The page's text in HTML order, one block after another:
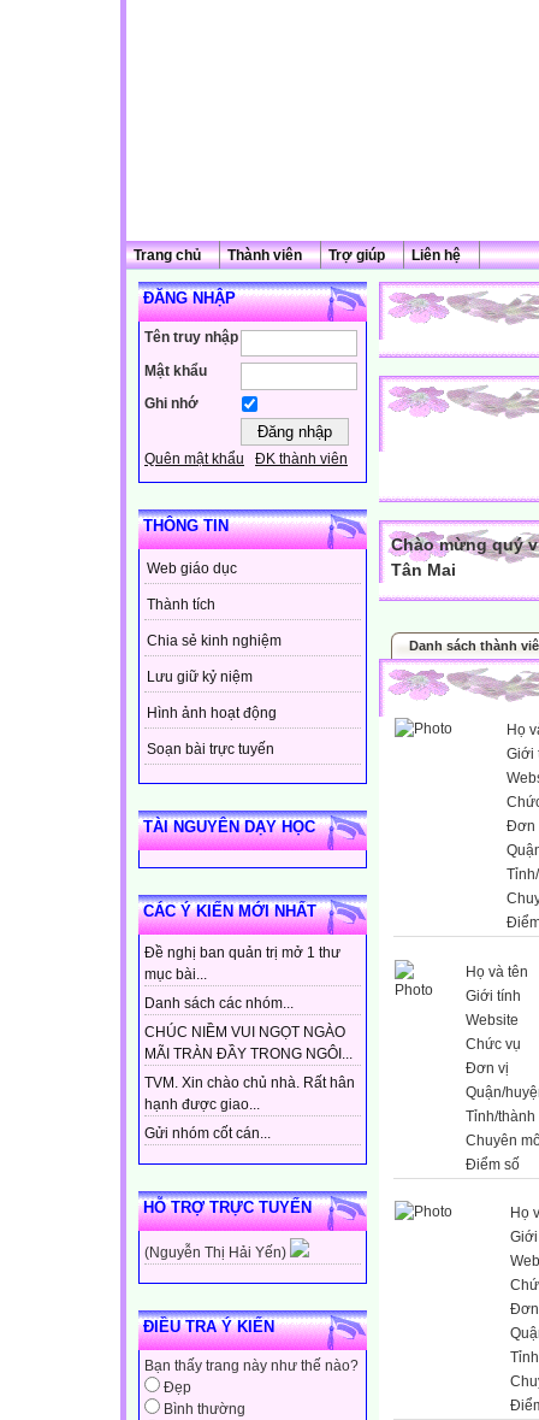
Trang chủ Thành viên Trợ giúp Liên hệ
ĐĂNG NHẬP
Tên truy nhập
Mật khẩu
Ghi nhớ
Quên mật khẩu ĐK thành viên
THÔNG TIN
Web giáo dục
Thành tích
Chia sẻ kinh nghiệm
Lưu giữ kỷ niệm
Hình ảnh hoạt động
Soạn bài trực tuyến
TÀI NGUYÊN DẠY HỌC
CÁC Ý KIẾN MỚI NHẤT
Đề nghị ban quản trị mở 1 thư
mục bài...
Danh sách các nhóm...
CHÚC NIỀM VUI NGỌT NGÀO
MÃI TRÀN ĐẦY TRONG NGÔI...
TVM. Xin chào chủ nhà. Rất hân
hạnh được giao...
Gửi nhóm cốt cán...
HỖ TRỢ TRỰC TUYẾN
(Nguyễn Thị Hải Yến)
ĐIỀU TRA Ý KIẾN
Bạn thấy trang này như thế nào?
Đẹp
Bình thường
Chào mừng quý
Tân Mai
Danh sách thành
Họ
Giới
Đơn
Họ và tên
Giới tính
Website
Chức vụ
Đơn vị
Quận/
Tỉnh/thành
Chuyên
Điểm số
Họ